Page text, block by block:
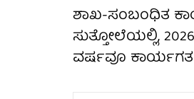
ಶಾಖ-ಸಂಬಂಧಿತ
ಸುತ್ತೋಲೆಯಲ್ಲಿ,
ವರ್ಷವೂ